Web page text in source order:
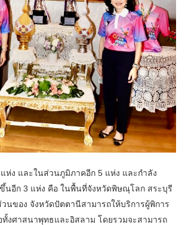
ห่ง และในส่วนภูมิภาคอีก 5 แห่ง และกำลัง
นอีก 3 แห่ง คือ ในพื้นที่จังหวัดพิษณุโลก สระบุรี
นของ จังหวัดปัตตานีสามารถให้บริการผู้พิการ
งศาสนาพุทธและอิสลาม โดยรวมจะสามารถ